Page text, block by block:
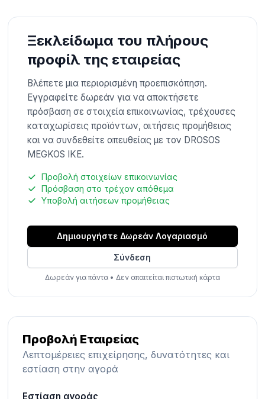
Ξεκλείδωμα του πλήρους
προφίλ της εταιρείας
Βλέπετε μια περιορισμένη προεπισκόπηση.
Εγγραφείτε δωρεάν για να αποκτήσετε
πρόσβαση σε στοιχεία επικοινωνίας, τρέχουσες
καταχωρίσεις προϊόντων, αιτήσεις προμήθειας
και να συνδεθείτε απευθείας με τον DROSOS
MEGKOS IKE.
Προβολή στοιχείων επικοινωνίας
Πρόσβαση στο τρέχον απόθεμα
Υποβολή αιτήσεων προμήθειας
Δημιουργήστε Δωρεάν Λογαριασμό
Σύνδεση
Δωρεάν για πάντα• Δεν απαιτείται πιστωτική κάρτα
Προβολή Εταιρείας
Λεπτομέρειες επιχείρησης, δυνατότητες και
εστίαση στην αγορά
Εστίαση αγοράς